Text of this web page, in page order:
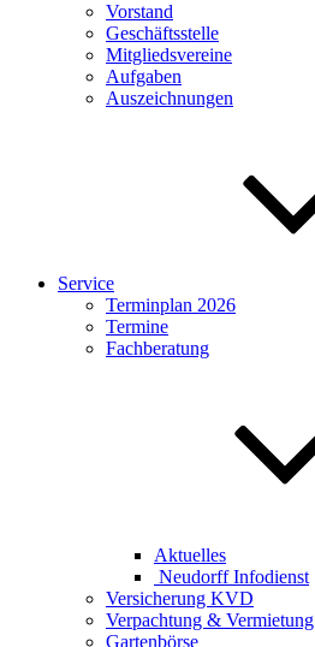
Vorstand
Geschäftsstelle
Mitgliedsvereine
Aufgaben
Auszeichnungen
Service
Terminplan 2026
Termine
Fachberatung
Aktuelles
Neudorff Infodienst
Versicherung KVD
Verpachtung & Vermietung
Gartenbörse